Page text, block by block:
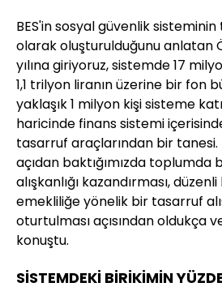
BES'in sosyal güvenlik sisteminin
olarak oluşturulduğunu anlatan
yılına giriyoruz, sistemde 17
1,1 trilyon liranın üzerine bir fon
yaklaşık 1 milyon kişi sisteme
haricinde finans sistemi
tasarruf araçlarından bir tanesi.
açıdan baktığımızda toplumda
alışkanlığı kazandırması,
emekliliğe yönelik bir tasarruf
oturtulması açısından oldukça
konuştu.
SİSTEMDEKİ BİRİKİMİN